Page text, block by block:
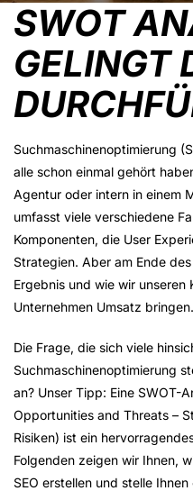
SWOT
GELINGT
Suchmaschinenoptimierung
alle schon einmal gehört
Agentur oder intern in einem
umfasst viele verschiedene
Komponenten, die User
Strategien. Aber am Ende
Ergebnis und wie wir unseren
Unternehmen Umsatz bringen.
Die Frage, die sich viele
Suchmaschinenoptimierung
an? Unser Tipp: Eine SWOT-
Opportunities and Threats –
Risiken) ist ein
Folgenden zeigen wir Ihnen,
SEO erstellen und stelle